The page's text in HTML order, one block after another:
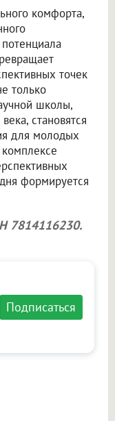
комфорта,
точек
только
школы,
становятся
для молодых
формируется
7814116230.
Подписаться